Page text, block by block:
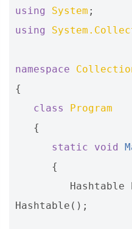
using System ;
using
namespace
{
class
Program
{
static
void
{
Hashtable
Hashtable ();